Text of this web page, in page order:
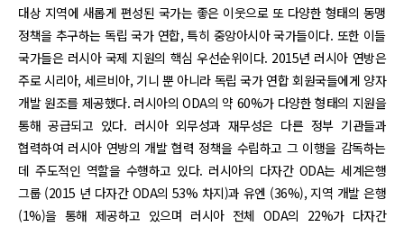
대상 지역에 새롭게 편성된 국가는 좋은 이웃으로 또 다양한 형태의 동맹
정책을 추구하는 독립 국가 연합, 특히 중앙아시아 국가들이다. 또한 이들
국가들은 러시아 국제 지원의 핵심 우선순위이다. 2015년 러시아 연방은
주로 시리아, 세르비아, 기니 뿐 아니라 독립 국가 연합 회원국들에게 양자
개발 원조를 제공했다. 러시아의 ODA의 약 60%가 다양한 형태의 지원을
통해 공급되고 있다. 러시아 외무성과 재무성은 다른 정부 기관들과
협력하여 러시아 연방의 개발 협력 정책을 수립하고 그 이행을 감독하는
데 주도적인 역할을 수행하고 있다. 러시아의 다자간 ODA는 세계은행
그룹 (2015 년 다자간 ODA의 53% 차지)과 유엔 (36%), 지역 개발 은행
(1%)을 통해 제공하고 있으며 러시아 전체 ODA의 22%가 다자간